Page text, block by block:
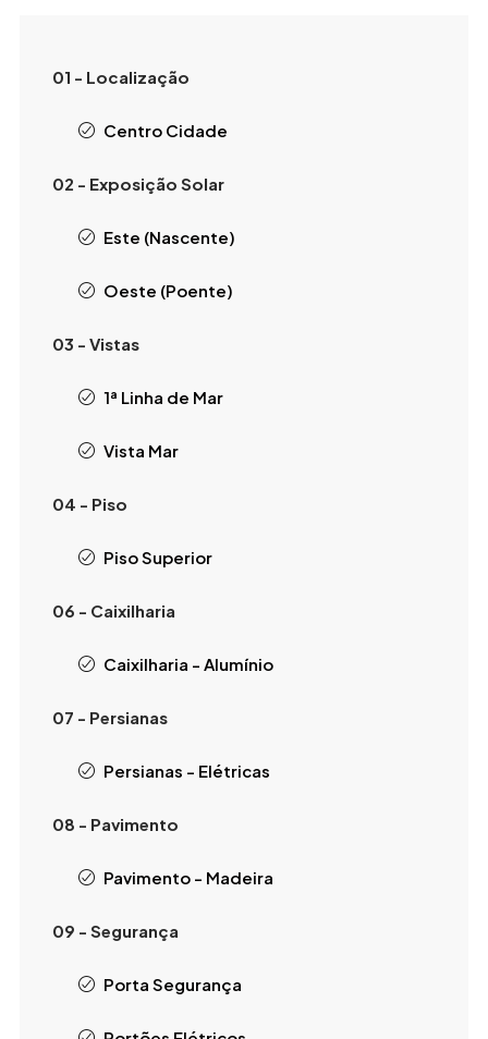
01 - Localização
Centro Cidade
02 - Exposição Solar
Este (Nascente)
Oeste (Poente)
03 - Vistas
1ª Linha de Mar
Vista Mar
04 - Piso
Piso Superior
06 - Caixilharia
Caixilharia - Alumínio
07 - Persianas
Persianas - Elétricas
08 - Pavimento
Pavimento - Madeira
09 - Segurança
Porta Segurança